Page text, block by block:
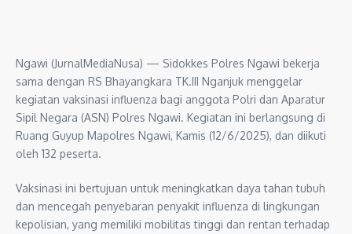
Ngawi (JurnalMediaNusa) — Sidokkes Polres Ngawi bekerja
sama dengan RS Bhayangkara TK.III Nganjuk menggelar
kegiatan vaksinasi influenza bagi anggota Polri dan Aparatur
Sipil Negara (ASN) Polres Ngawi. Kegiatan ini berlangsung di
Ruang Guyup Mapolres Ngawi, Kamis (12/6/2025), dan diikuti
oleh 132 peserta.
Vaksinasi ini bertujuan untuk meningkatkan daya tahan tubuh
dan mencegah penyebaran penyakit influenza di lingkungan
kepolisian, yang memiliki mobilitas tinggi dan rentan terhadap